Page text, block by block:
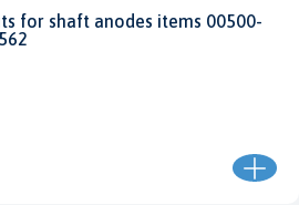
for shaft anodes items 00500-